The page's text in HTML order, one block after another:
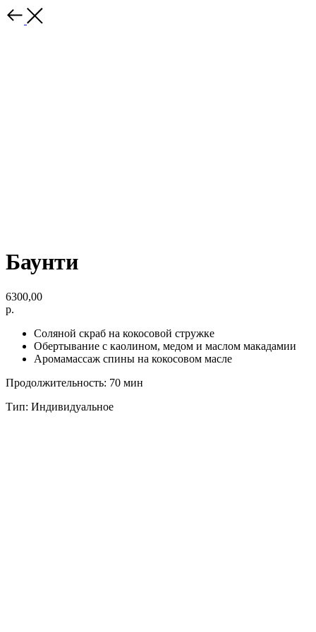
Баунти
6300,00
р.
Соляной скраб на кокосовой стружке
Обертывание с каолином, медом и маслом макадамии
Аромамассаж спины на кокосовом масле
Продолжительность: 70 мин
Тип: Индивидуальное